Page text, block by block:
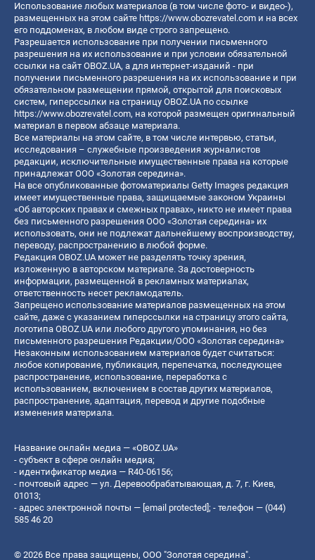
Использование любых материалов (в том числе фото- и видео-),
размещенных на этом сайте https://www.obozrevatel.com и на всех
его поддоменах, в любом виде строго запрещено.
Разрешается использование при получении письменного
разрешения на их использование и при условии обязательной
ссылки на сайт OBOZ.UA, а для интернет-изданий - при
получении письменного разрешения на их использование и при
обязательном размещении прямой, открытой для поисковых
систем, гиперссылки на страницу OBOZ.UA по ссылке
https://www.obozrevatel.com, на которой размещен оригинальный
материал в первом абзаце материала.
Все материалы на этом сайте, в том числе интервью, статьи,
исследования – служебные произведения журналистов
редакции, исключительные имущественные права на которые
принадлежат ООО «Золотая середина».
На все опубликованные фотоматериалы Getty Images редакция
имеет имущественные права, защищаемые законом Украины
«Об авторских правах и смежных правах», никто не имеет права
без письменного разрешения ООО «Золотая середина» их
использовать, они не подлежат дальнейшему воспроизводству,
переводу, распространению в любой форме.
Редакция OBOZ.UA может не разделять точку зрения,
изложенную в авторском материале. За достоверность
информации, размещенной в рекламных материалах,
ответственность несет рекламодатель.
Запрещено использование материалов размещенных на этом
сайте, даже с указанием гиперссылки на страницу этого сайта,
логотипа OBOZ.UA или любого другого упоминания, но без
письменного разрешения Редакции/ООО «Золотая середина»
Незаконным использованием материалов будет считаться:
любое копирование, публикация, перепечатка, последующее
распространение, использование, переработка с
использованием, включением в состав других материалов,
распространение, адаптация, перевод и другие подобные
изменения материала.
Название онлайн медиа — «OBOZ.UA»
- субъект в сфере онлайн медиа;
- идентификатор медиа — R40-06156;
- почтовый адрес — ул. Деревообрабатывающая, д. 7, г. Киев,
01013;
- адрес электронной почты — [email protected] ; - телефон — (044)
585 46 20
© 2026 Все права защищены, ООО "Золотая середина".